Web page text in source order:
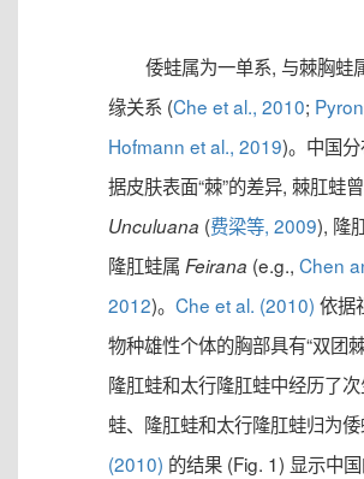
倭蛙属为一单系, 与棘胸蛙
缘关系 (Che et al., 2010;
Hofmann et al., 2019)。中国
据皮肤表面“棘”的差异, 棘肛蛙
Unculuana (费梁等, 2009), 隆
隆肛蛙属 Feirana (e.g., Chen
2012)。 Che et al. (2010) 依据
物种雄性个体的胸部具有“双团
隆肛蛙和太行隆肛蛙中经历了
蛙、隆肛蛙和太行隆肛蛙归为
(2010) 的结果 (Fig. 1) 显示中